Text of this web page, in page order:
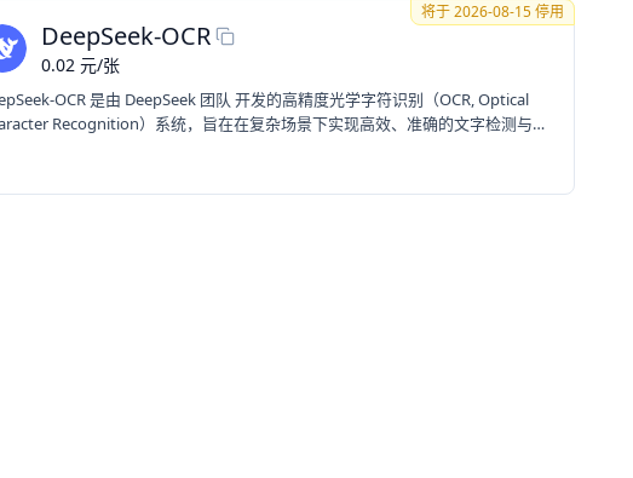
将于2026-08-15停用
DeepSeek-OCR
0.02 元/张
OCR 是由 DeepSeek 团队 开发的高精度光学字符识别（OCR, Optical
Recognition）系统，旨在在复杂场景下实现高效、准确的文字检测与识